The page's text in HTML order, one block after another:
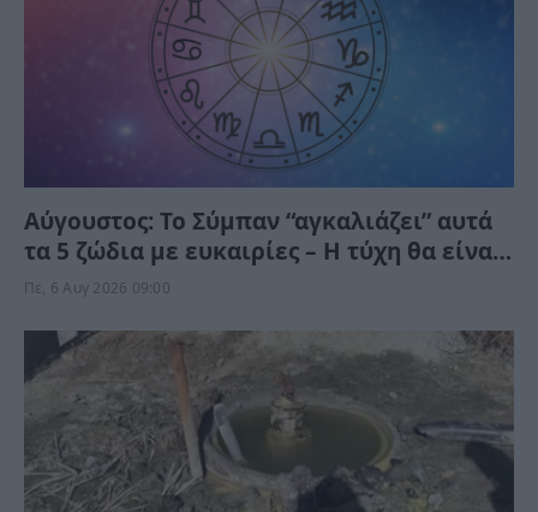
Αύγουστος: Το Σύμπαν “αγκαλιάζει” αυτά
τα 5 ζώδια με ευκαιρίες – Η τύχη θα είναι
με το μέρος τους
Πε, 6 Αυγ 2026 09:00